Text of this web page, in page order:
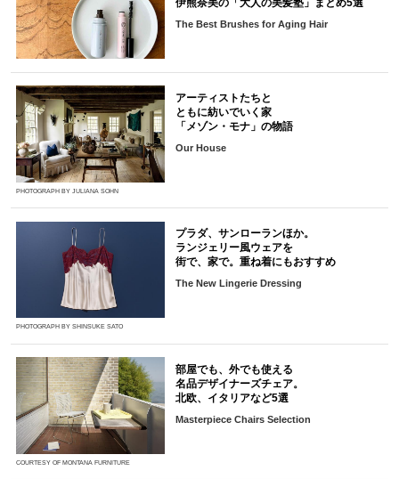
伊熊奈美の「大人の美髪塾」まとめ5選
The Best Brushes for Aging Hair
PHOTOGRAPH BY JULIANA SOHN
アーティストたちと
ともに紡いでいく家
「メゾン・モナ」の物語
Our House
PHOTOGRAPH BY SHINSUKE SATO
プラダ、サンローランほか。
ランジェリー風ウェアを
街で、家で。重ね着にもおすすめ
The New Lingerie Dressing
COURTESY OF MONTANA FURNITURE
部屋でも、外でも使える
名品デザイナーズチェア。
北欧、イタリアなど5選
Masterpiece Chairs Selection